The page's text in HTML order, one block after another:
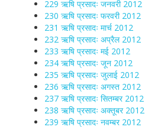
229 ऋषि प्रसादः जनवरी 2012
230 ऋषि प्रसादः फरवरी 2012
231 ऋषि प्रसादः मार्च 2012
232 ऋषि प्रसादः अप्रैल 2012
233 ऋषि प्रसादः मई 2012
234 ऋषि प्रसादः जून 2012
235 ऋषि प्रसादः जुलाई 2012
236 ऋषि प्रसादः अगस्त 2012
237 ऋषि प्रसादः सितम्बर 2012
238 ऋषि प्रसादः अक्तूबर 2012
239 ऋषि प्रसादः नवम्बर 2012